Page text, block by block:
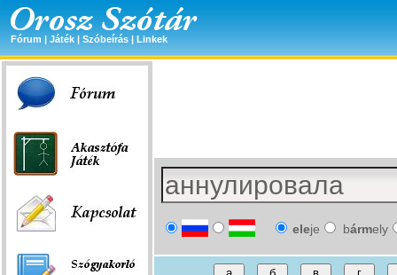
Fórum | Játék | Szóbeírás | Linkek
eleje bármely